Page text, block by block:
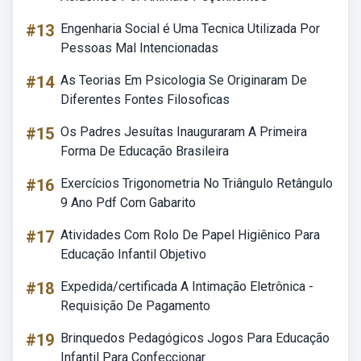
#13 Engenharia Social é Uma Tecnica Utilizada Por
Pessoas Mal Intencionadas
#14 As Teorias Em Psicologia Se Originaram De
Diferentes Fontes Filosoficas
#15 Os Padres Jesuítas Inauguraram A Primeira
Forma De Educação Brasileira
#16 Exercícios Trigonometria No Triângulo Retângulo
9 Ano Pdf Com Gabarito
#17 Atividades Com Rolo De Papel Higiênico Para
Educação Infantil Objetivo
#18 Expedida/certificada A Intimação Eletrônica -
Requisição De Pagamento
#19 Brinquedos Pedagógicos Jogos Para Educação
Infantil Para Confeccionar